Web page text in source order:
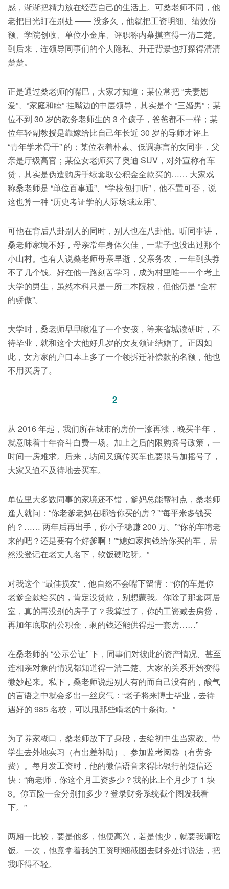
感，渐渐把精力放在经营自己的生活上。可桑老师不同，他
老把目光盯在别处 —— 没多久，他就把工资明细、绩效份
额、学院创收、单位小金库、评职称内幕摸查得一清二楚。
到后来，连领导同事们的个人隐私、升迁背景也打探得清清
楚楚。
正是通过桑老师的嘴巴，大家才知道：某位常把 “夫妻恩
爱”、“家庭和睦” 挂嘴边的中层领导，其实是个 “三婚男”；某
位不到 30 岁的教务老师生的 3 个孩子，爸爸都不一样；某
位年轻副教授是靠嫁给比自己年长近 30 岁的导师才评上
“青年学术骨干” 的；某位衣着朴素、低调寡言的女同事，父
亲是厅级高官；某位女老师买了奥迪 SUV，对外宣称有车
贷，其实是伪造购房手续套取公积金全款买的…… 大家戏
称桑老师是 “单位百事通”、“学校包打听”，他不置可否，说
这也算一种 “历史考证学的人际场域应用”。
可他在背后八卦别人的同时，别人也在八卦他。听同事讲，
桑老师家境不好，母亲常年身体欠佳，一辈子也没出过那个
小山村。也有人说桑老师母亲早逝，父亲务农，一年到头挣
不了几个钱。好在他一路刻苦学习，成为村里唯一一个考上
大学的男生，虽然本科只是一所二本院校，但他仍是 “全村
的骄傲”。
大学时，桑老师早早瞅准了一个女孩，等来省城读研时，不
待毕业，就和这个大他好几岁的女友领证结婚了。正因如
此，女方家的户口本上多了一个领拆迁补偿款的名额，他也
不用买房了。
2
从 2016 年起，我们所在城市的房价一涨再涨，晚买半年，
就意味着十年奋斗白费一场。加上之后的限购摇号政策，一
时间一房难求。后来，坊间又疯传买车也要限号加摇号了，
大家又迫不及待地去买车。
单位里大多数同事的家境还不错，爹妈总能帮衬点，桑老师
逢人就问：“你老爹老妈在哪给你买的房？”“每平米多钱买
的？…… 两年后再出手，你小子稳赚 200 万。”“你的车啃老
来的吧？还是要有个好爹啊！”“媳妇家掏钱给你买的车，居
然没登记在老丈人名下，软饭硬吃呀。”
对我这个 “最佳损友”，他自然不会嘴下留情：“你的车是你
老爹全款给买的，肯定没贷款，别想蒙我。你除了那套两居
室，真的再没别的房子了？我算过了，你的工资减去房贷，
再加年底取的公积金，剩的钱还能供得起一套房……”
在桑老师的 “公示公证” 下，同事们对彼此的资产情况、甚至
连相亲对象的情况都知道得一清二楚。大家的关系开始变得
微妙起来。私下，桑老师说起别人有的而自己没有的，酸气
的言语之中就会多出一丝戾气：“老子将来博士毕业，去待
遇好的 985 名校，可以甩那些啃老的十条街。”
为了养家糊口，桑老师放下了身段，去给初中生当家教、带
学生去外地实习（有出差补助）、参加监考阅卷（有劳务
费）。每月发工资时，他的微信语音来得比银行的短信还
快：“商老师，你这个月工资多少？我的比上个月少了 1 块
3。你五险一金分别扣多少？登录财务系统截个图发我看
下。”
两厢一比较，要是他多，他便高兴，若是他少，就要我请吃
饭。一次，他竟拿着我的工资明细截图去财务处讨说法，把
我吓得不轻。